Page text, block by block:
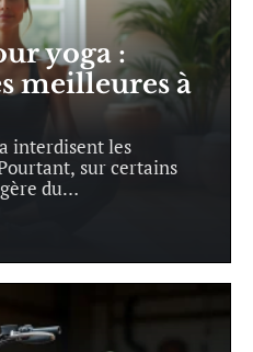
yoga :
meilleures à
interdisent les
sur certains
du…